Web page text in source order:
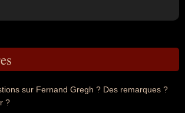
sur Fernand Gregh ? Des remarques ?
?